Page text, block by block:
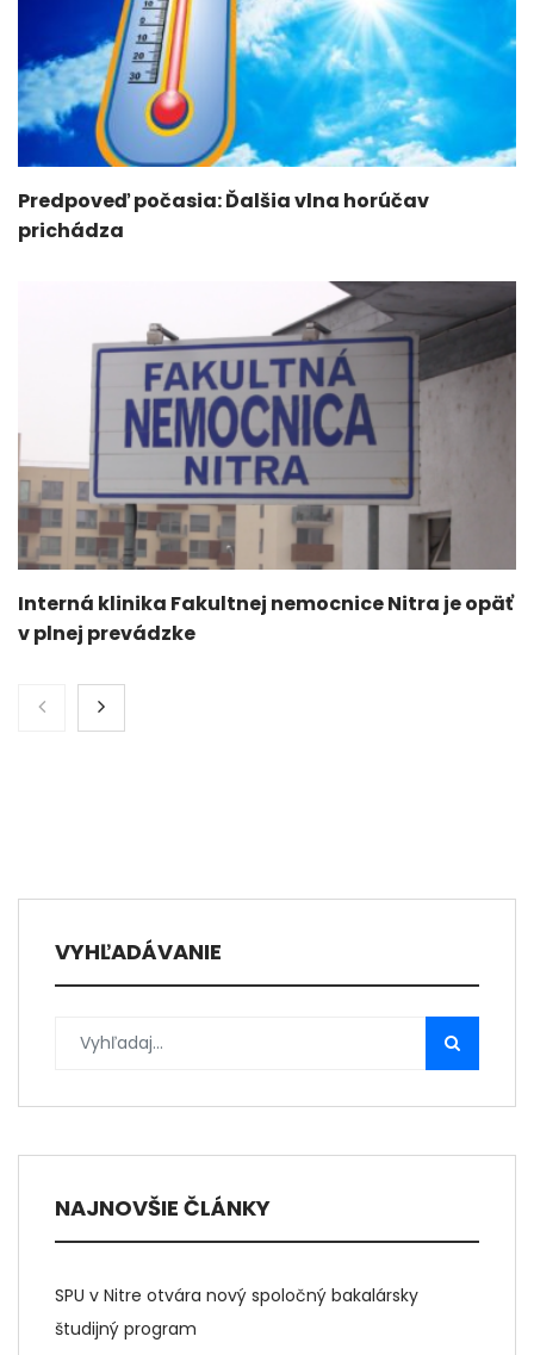
Predpoveď počasia: Ďalšia vlna horúčav
prichádza
Interná klinika Fakultnej nemocnice Nitra je opäť
v plnej prevádzke
VYHĽADÁVANIE
NAJNOVŠIE ČLÁNKY
SPU v Nitre otvára nový spoločný bakalársky
študijný program